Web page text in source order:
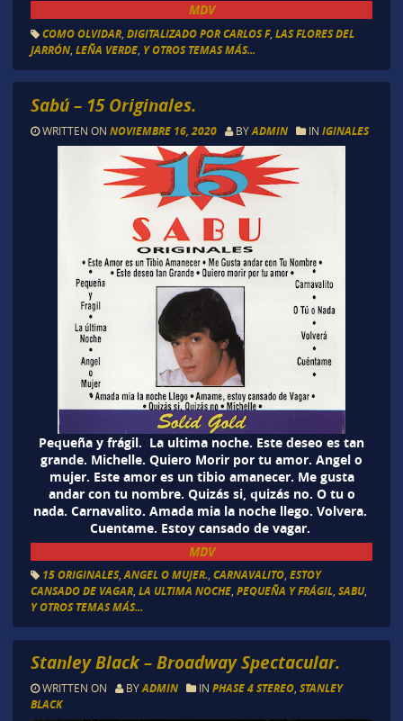
MDV
COMO OLVIDAR, DIGITALIZADO POR CARLOS F, LAS FLORES DEL
JARRÓN, LEÑA VERDE, Y OTROS TEMAS MÁS...
Sabú – 15 Originales.
WRITTEN ON NOVIEMBRE 16, 2020 BYADMIN IN IGINALES
Pequeña y frágil. La ultima noche. Este deseo es tan
grande. Michelle. Quiero Morir por tu amor. Angel o
mujer. Este amor es un tibio amanecer. Me gusta
andar con tu nombre. Quizás si, quizás no. O tu o
nada. Carnavalito. Amada mia la noche llego. Volvera.
Cuentame. Estoy cansado de vagar.
MDV
15 ORIGINALES,ANGEL O MUJER., CARNAVALITO, ESTOY
CANSADO DE VAGAR, LA ULTIMA NOCHE, PEQUEÑA Y FRÁGIL, SABU,
Y OTROS TEMAS MÁS...
Stanley Black – Broadway Spectacular.
WRITTEN ON BYADMIN IN PHASE 4 STEREO, STANLEY
BLACK